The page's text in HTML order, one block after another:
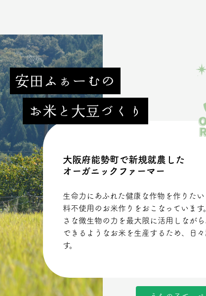
安田ふぁーむの
お米と大豆づくり
大阪府能勢町で新規就農した
オーガニックファーマー
生命力にあふれた健康な作物を作りた
料不使用のお米作りをおこなっていま
さな微生物の力を最大限に活用しなが
できるようなお米を生産するため、日
す。